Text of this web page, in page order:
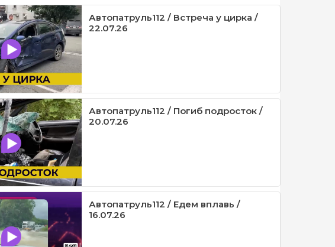
Автопатруль112 / Встреча у цирка /
22.07.26
Автопатруль112 / Погиб подросток /
20.07.26
Автопатруль112 / Едем вплавь /
16.07.26